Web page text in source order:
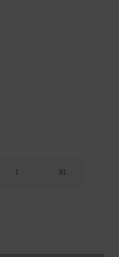
L XL